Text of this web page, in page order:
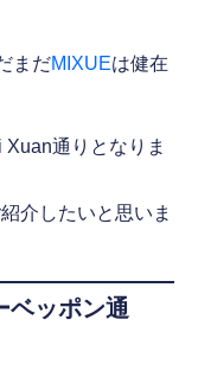
まだMIXUEは健在
通りとなりま
介したいと思いま
ッポン通